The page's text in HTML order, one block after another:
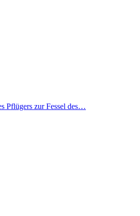
Pflügers zur Fessel des…